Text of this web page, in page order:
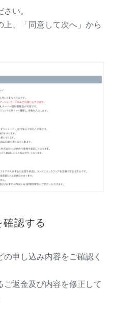
い。
、「同意して次へ」から
認する
申し込み内容をご確認く
ご返金及び内容を修正して